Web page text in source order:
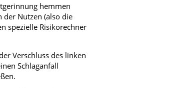
hemmen
der Nutzen (also die
spezielle Risikorechner
Verschluss des linken
Schlaganfall